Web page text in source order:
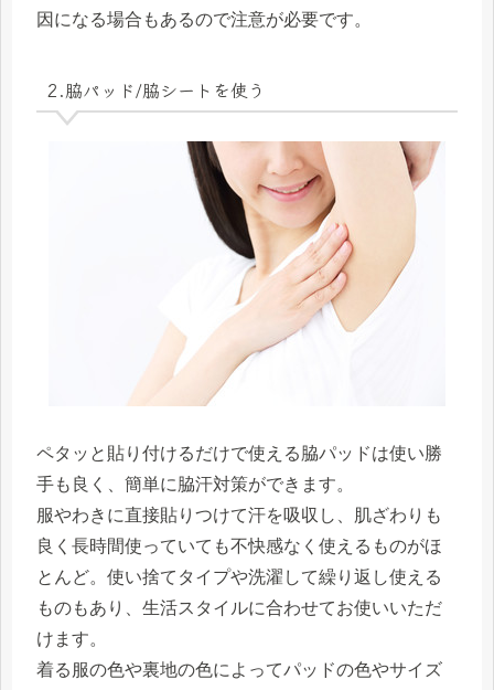
因になる場合もあるので注意が必要です。
2.脇パッド/脇シートを使う
ペタッと貼り付けるだけで使える脇パッドは使い勝
手も良く、簡単に脇汗対策ができます。
服やわきに直接貼りつけて汗を吸収し、肌ざわりも
良く長時間使っていても不快感なく使えるものがほ
とんど。使い捨てタイプや洗濯して繰り返し使える
ものもあり、生活スタイルに合わせてお使いいただ
けます。
着る服の色や裏地の色によってパッドの色やサイズ